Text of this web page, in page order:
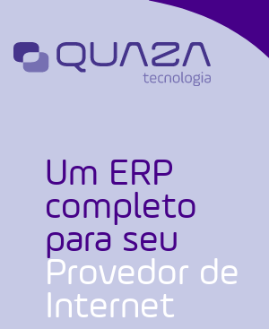
Um ERP
completo
para seu
Provedor de
Internet